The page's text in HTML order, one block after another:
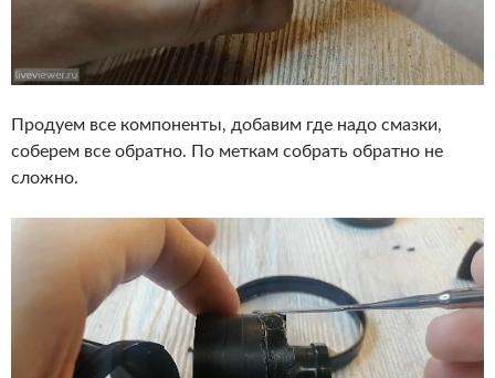
Продуем все компоненты, добавим где надо смазки,
соберем все обратно. По меткам собрать обратно не
сложно.